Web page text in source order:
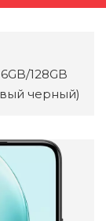
128GB
черный)